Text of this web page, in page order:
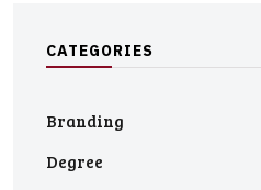
CATEGORIES
Branding
Degree